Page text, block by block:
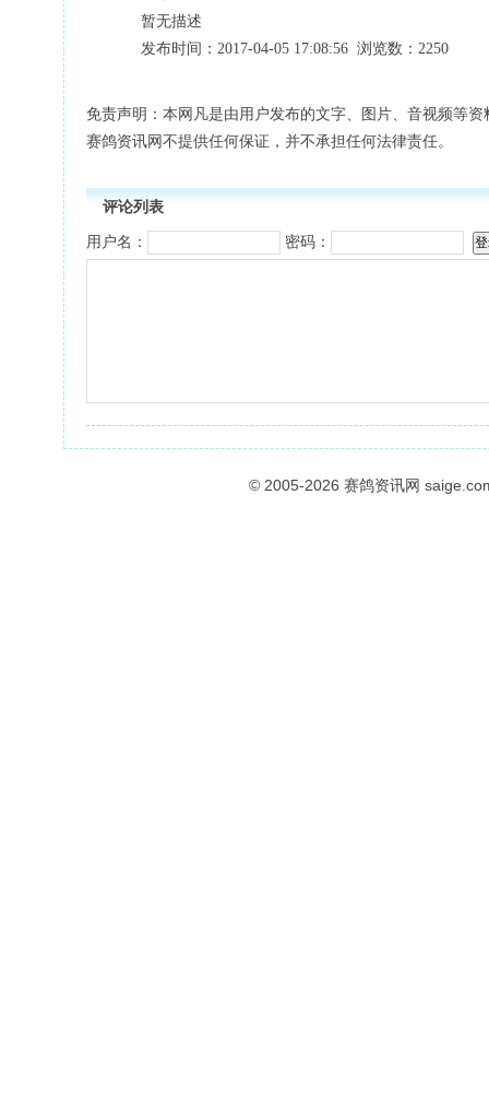
暂无描述
发布时间：2017-04-05 17:08:56 浏览数：2250
免责声明：本网凡是由用户发布的文字、图片、音视频等
赛鸽资讯网不提供任何保证，并不承担任何法律责任。
评论列表
用户名： 密码：
© 2005-2026 赛鸽资讯网